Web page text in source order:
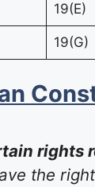
19(E)
19(G)
rights
the